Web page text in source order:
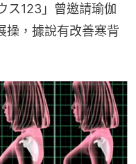
ス123」曾邀請瑜伽
操，據說有改善寒背